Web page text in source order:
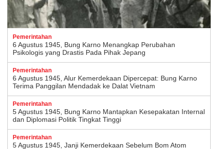
Pemerintahan
6 Agustus 1945, Bung Karno Menangkap Perubahan
Psikologis yang Drastis Pada Pihak Jepang
Pemerintahan
6 Agustus 1945, Alur Kemerdekaan Dipercepat: Bung Karno
Terima Panggilan Mendadak ke Dalat Vietnam
Pemerintahan
5 Agustus 1945, Bung Karno Mantapkan Kesepakatan Internal
dan Diplomasi Politik Tingkat Tinggi
Pemerintahan
5 Agustus 1945, Janji Kemerdekaan Sebelum Bom Atom